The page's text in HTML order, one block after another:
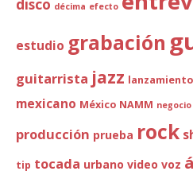
disco décima efecto
estudio grabación
guitarrista jazz lanzamiento
mexicano México NAMM negocio
producción prueba rock
tip tocada urbano video voz